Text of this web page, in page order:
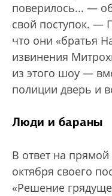
поверилось... —
свой поступок. —
что они «братья
извинения
из этого шоу —
полиции дверь и
Люди и бараны
В ответ на
октября своего
«Решение